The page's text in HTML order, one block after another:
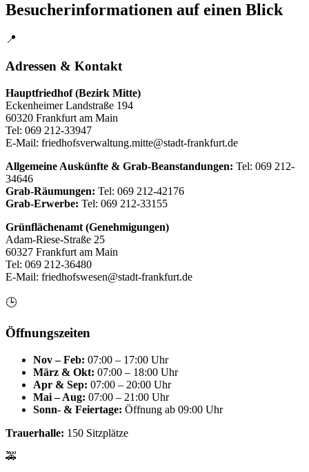
Besucherinformationen auf einen Blick
📍
Adressen & Kontakt
Hauptfriedhof (Bezirk Mitte)
Eckenheimer Landstraße 194
60320 Frankfurt am Main
Tel: 069 212-33947
E-Mail: friedhofsverwaltung.mitte@stadt-frankfurt.de
Allgemeine Auskünfte & Grab-Beanstandungen: Tel: 069 212-
34646
Grab-Räumungen: Tel: 069 212-42176
Grab-Erwerbe: Tel: 069 212-33155
Grünflächenamt (Genehmigungen)
Adam-Riese-Straße 25
60327 Frankfurt am Main
Tel: 069 212-36480
E-Mail: friedhofswesen@stadt-frankfurt.de
🕒
Öffnungszeiten
Nov – Feb: 07:00 – 17:00 Uhr
März & Okt: 07:00 – 18:00 Uhr
Apr & Sep: 07:00 – 20:00 Uhr
Mai – Aug: 07:00 – 21:00 Uhr
Sonn- & Feiertage: Öffnung ab 09:00 Uhr
Trauerhalle: 150 Sitzplätze
🚕